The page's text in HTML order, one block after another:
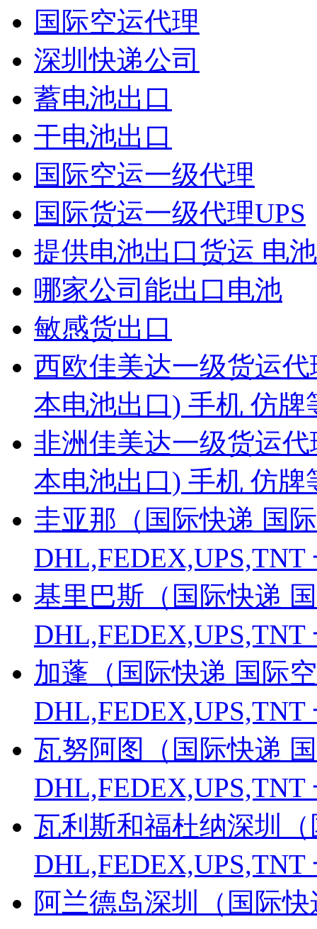
国际空运代理
深圳快递公司
蓄电池出口
干电池出口
国际空运一级代理
国际货运一级代理UPS
提供电池出口货运 电
哪家公司能出口电池
敏感货出口
西欧佳美达一级货运
本电池出口) 手机 仿
非洲佳美达一级货运
本电池出口) 手机 仿
圭亚那（国际快递 国
基里巴斯（国际快递
加蓬（国际快递 国际
瓦努阿图（国际快递
瓦利斯和福杜纳深圳
阿兰德岛深圳（国际